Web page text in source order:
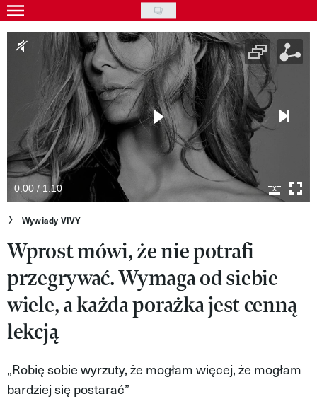
Skip
to
main
Gwiazdy
Uroda
Styl życia
Kultura
Wideo
Nasze akcje
VIVA!ART
VIVA!MODA
VIVA!LIFESTYLE
VIVA!MAN
VIVA!PEOPLE POWER
0:00 / 1:10
Wywiady VIVY
Wprost mówi, że nie potrafi
przegrywać. Wymaga od siebie
wiele, a każda porażka jest cenną
lekcją
„Robię sobie wyrzuty, że mogłam więcej, że mogłam
bardziej się postarać”